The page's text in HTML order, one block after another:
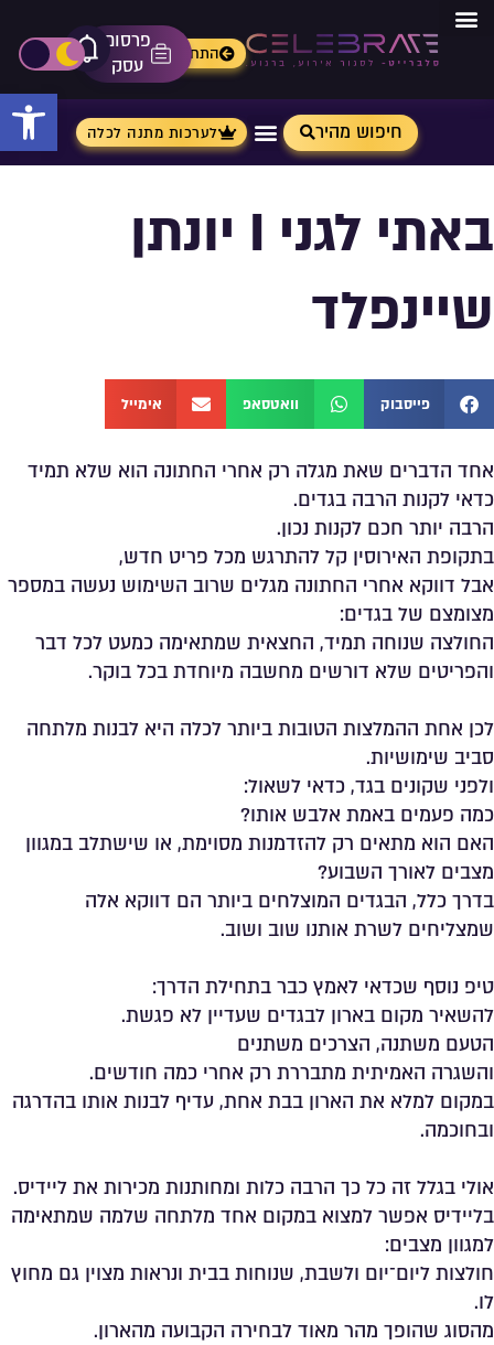
התחברות
פרסום
עסק
אייקון
חיפוש מהיר לערכות מתנה לכלה
באתי לגני I יונתן
שיינפלד
פייסבוק וואטסאפ אימייל
אחד הדברים שאת מגלה רק אחרי החתונה הוא שלא תמיד
כדאי לקנות הרבה בגדים.
הרבה יותר חכם לקנות נכון.
בתקופת האירוסין קל להתרגש מכל פריט חדש,
אבל דווקא אחרי החתונה מגלים שרוב השימוש נעשה במספר
מצומצם של בגדים:
החולצה שנוחה תמיד, החצאית שמתאימה כמעט לכל דבר
והפריטים שלא דורשים מחשבה מיוחדת בכל בוקר.
לכן אחת ההמלצות הטובות ביותר לכלה היא לבנות מלתחה
סביב שימושיות.
ולפני שקונים בגד, כדאי לשאול:
כמה פעמים באמת אלבש אותו?
האם הוא מתאים רק להזדמנות מסוימת, או שישתלב במגוון
מצבים לאורך השבוע?
בדרך כלל, הבגדים המוצלחים ביותר הם דווקא אלה
שמצליחים לשרת אותנו שוב ושוב.
טיפ נוסף שכדאי לאמץ כבר בתחילת הדרך:
להשאיר מקום בארון לבגדים שעדיין לא פגשת.
הטעם משתנה, הצרכים משתנים
והשגרה האמיתית מתבררת רק אחרי כמה חודשים.
במקום למלא את הארון בבת אחת, עדיף לבנות אותו בהדרגה
ובחוכמה.
אולי בגלל זה כל כך הרבה כלות ומחותנות מכירות את ליידיס.
בליידיס אפשר למצוא במקום אחד מלתחה שלמה שמתאימה
למגוון מצבים:
חולצות ליום־יום ולשבת, שנוחות בבית ונראות מצוין גם מחוץ
לו.
מהסוג שהופך מהר מאוד לבחירה הקבועה מהארון.